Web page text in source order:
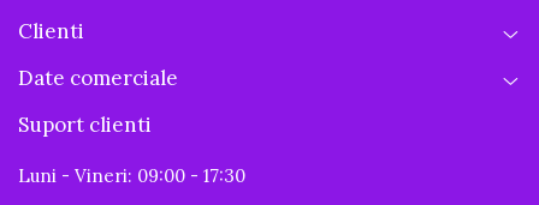
Clienti
Date comerciale
Suport clienti
Luni - Vineri: 09:00 - 17:30